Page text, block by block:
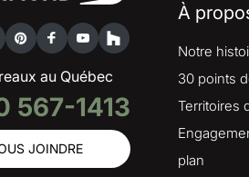
au Québec
567-1413
JOINDRE
À
Notre
30 points
Territoires
plan